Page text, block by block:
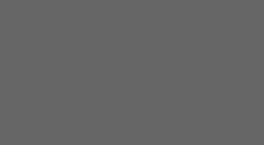
Taką podstawą
administratora.
podstawie Twojej dobrowolnej